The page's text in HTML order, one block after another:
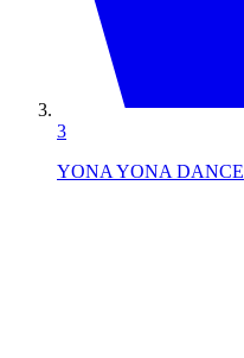
3
YONA YONA DANCE